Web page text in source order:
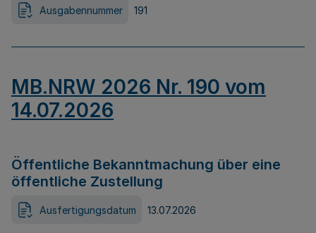
Ausgabennummer 191
MB.NRW 2026 Nr. 190 vom
14.07.2026
Öffentliche Bekanntmachung über eine
öffentliche Zustellung
Ausfertigungsdatum 13.07.2026